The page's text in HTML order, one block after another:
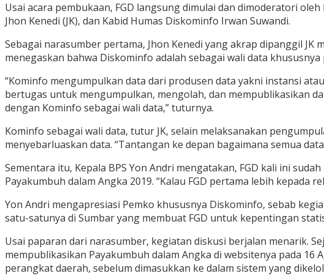
Usai acara pembukaan, FGD langsung dimulai dan dimoderatori
Jhon Kenedi (JK), dan Kabid Humas Diskominfo Irwan Suwandi.
Sebagai narasumber pertama, Jhon Kenedi yang akrap dipanggil
menegaskan bahwa Diskominfo adalah sebagai wali data
“Kominfo mengumpulkan data dari produsen data yakni instansi
bertugas untuk mengumpulkan, mengolah, dan mempublikasikan
dengan Kominfo sebagai wali data,” tuturnya.
Kominfo sebagai wali data, tutur JK, selain melaksanakan
menyebarluaskan data. “Tantangan ke depan bagaimana semua
Sementara itu, Kepala BPS Yon Andri mengatakan, FGD kali ini
Payakumbuh dalam Angka 2019. “Kalau FGD pertama lebih kepada
Yon Andri mengapresiasi Pemko khususnya Diskominfo, sebab
satu-satunya di Sumbar yang membuat FGD untuk kepentingan
Usai paparan dari narasumber, kegiatan diskusi berjalan menarik.
mempublikasikan Payakumbuh dalam Angka di websitenya pada
perangkat daerah, sebelum dimasukkan ke dalam sistem yang